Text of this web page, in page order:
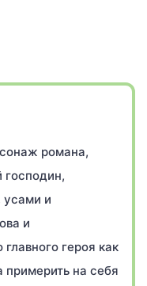
романа,
господин,
усами и
и
героя как
на себя